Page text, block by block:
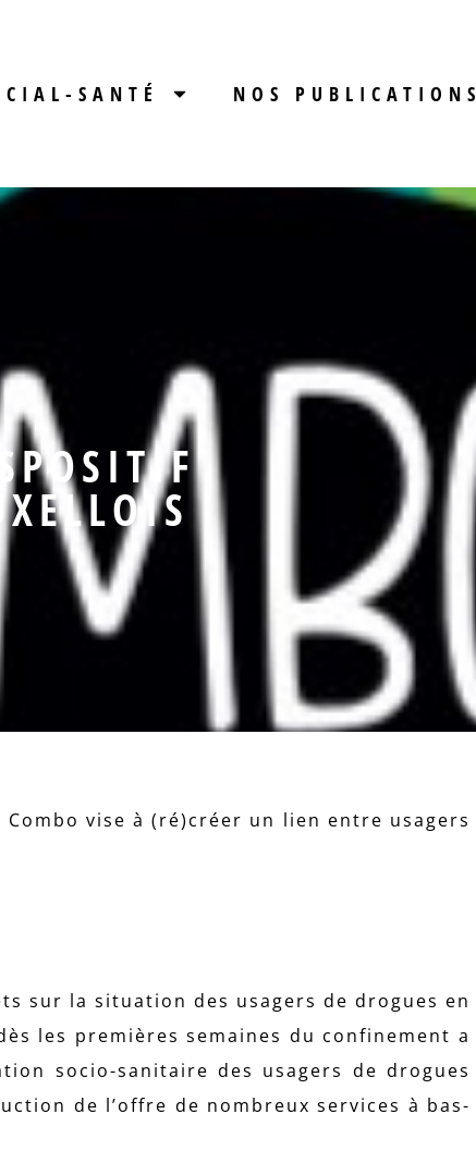
SANTÉ NOS PUBLICATIONS
vise à (ré)créer un lien entre usagers
sur la situation des usagers de drogues en
les premières semaines du confinement a
socio-sanitaire des usagers de drogues
de l’offre de nombreux services à bas-